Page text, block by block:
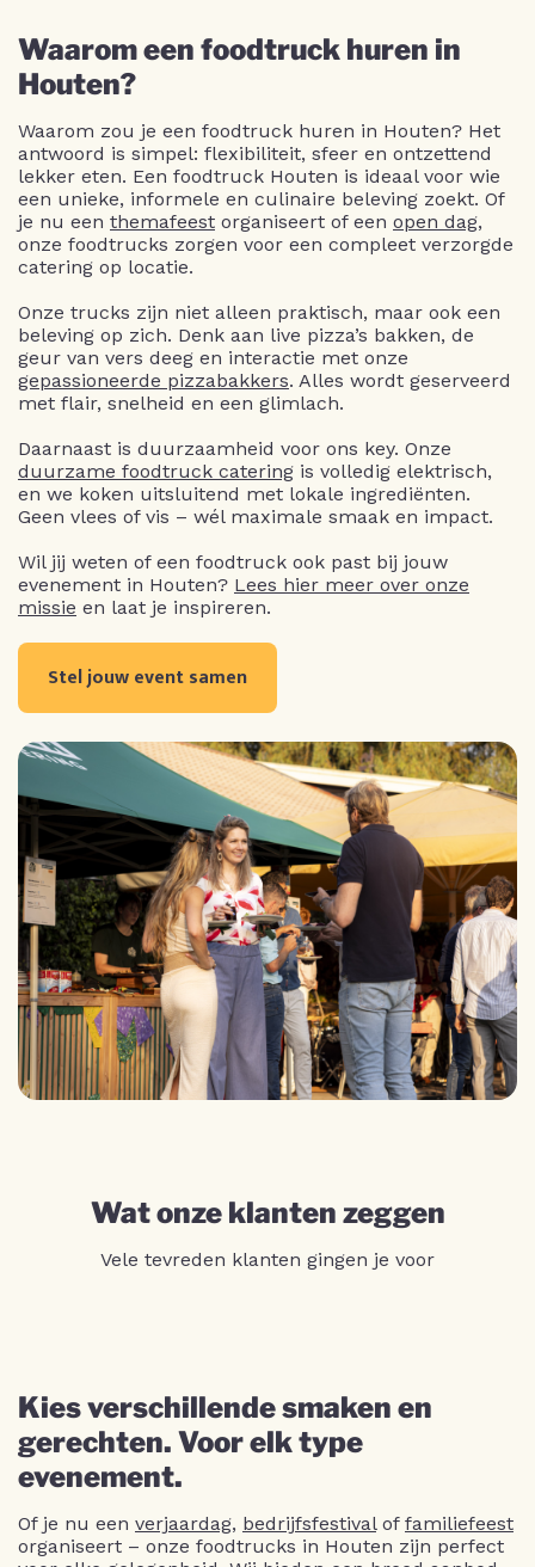
Waarom een foodtruck huren in
Houten?
Waarom zou je een foodtruck huren in Houten? Het
antwoord is simpel: flexibiliteit, sfeer en ontzettend
lekker eten. Een foodtruck Houten is ideaal voor wie
een unieke, informele en culinaire beleving zoekt. Of
je nu een themafeest organiseert of een open dag,
onze foodtrucks zorgen voor een compleet verzorgde
catering op locatie.
Onze trucks zijn niet alleen praktisch, maar ook een
beleving op zich. Denk aan live pizza’s bakken, de
geur van vers deeg en interactie met onze
gepassioneerde pizzabakkers. Alles wordt geserveerd
met flair, snelheid en een glimlach.
Daarnaast is duurzaamheid voor ons key. Onze
duurzame foodtruck catering is volledig elektrisch,
en we koken uitsluitend met lokale ingrediënten.
Geen vlees of vis – wél maximale smaak en impact.
Wil jij weten of een foodtruck ook past bij jouw
evenement in Houten? Lees hier meer over onze
missie en laat je inspireren.
Stel jouw event samen
Wat onze klanten zeggen
Vele tevreden klanten gingen je voor
Kies verschillende smaken en
gerechten. Voor elk type
evenement.
Of je nu een verjaardag, bedrijfsfestivalof familiefeest
organiseert – onze foodtrucks in Houten zijn perfect